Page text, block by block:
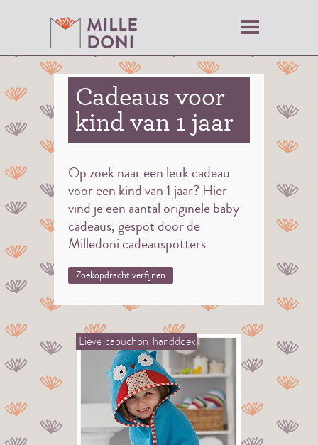
Cadeaus voor
kind van 1 jaar
Op zoek naar een leuk cadeau
voor een kind van 1 jaar? Hier
vind je een aantal originele baby
cadeaus, gespot door de
Milledoni cadeauspotters
Zoekopdracht verfijnen
Lieve capuchon handdoek